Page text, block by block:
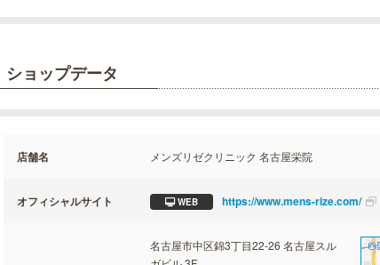
ショップデータ
店舗名 メンズリゼクリニック 名古屋栄院
オフィシャルサイト WEB https://www.mens-rize.com/
名古屋市中区錦3丁目22-26 名古屋スル